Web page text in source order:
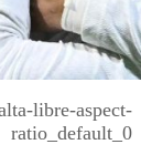
libre-aspect-
ratio_default_0